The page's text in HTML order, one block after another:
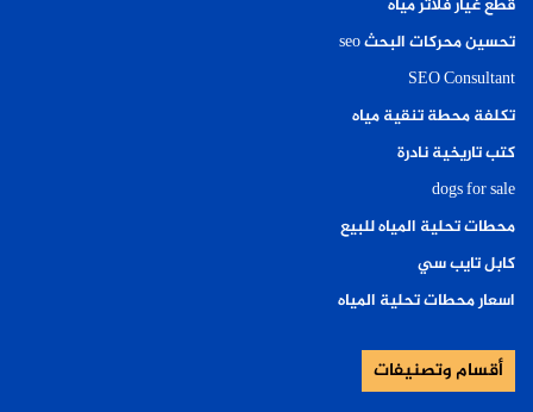
قطع غيار فلاتر مياه
تحسين محركات البحث seo
SEO Consultant
تكلفة محطة تنقية مياه
كتب تاريخية نادرة
dogs for sale
محطات تحلية المياه للبيع
كابل تايب سي
اسعار محطات تحلية المياه
أقسام وتصنيفات